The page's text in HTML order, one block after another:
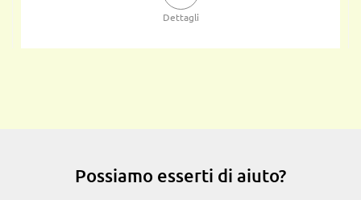
Dettagli
Possiamo esserti di aiuto?